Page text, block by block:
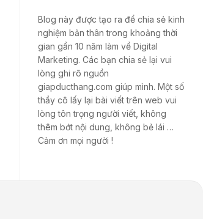
Blog này được tạo ra để chia sẻ kinh
nghiệm bản thân trong khoảng thời
gian gần 10 năm làm về Digital
Marketing. Các bạn chia sẻ lại vui
lòng ghi rõ nguồn
giapducthang.com giúp mình. Một số
thầy cô lấy lại bài viết trên web vui
lòng tôn trọng người viết, không
thêm bớt nội dung, không bẻ lái …
Cảm ơn mọi người !